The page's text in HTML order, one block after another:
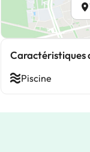
Caractéristiques
Piscine